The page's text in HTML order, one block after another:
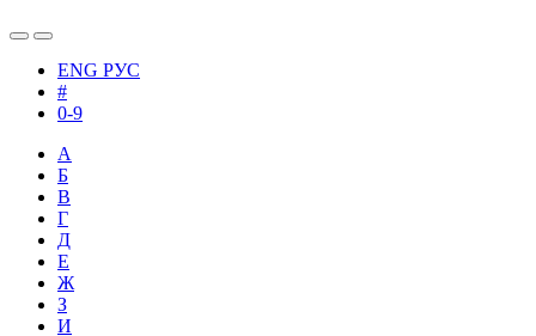
ENG РУС
#
0-9
А
Б
В
Г
Д
Е
Ж
З
И